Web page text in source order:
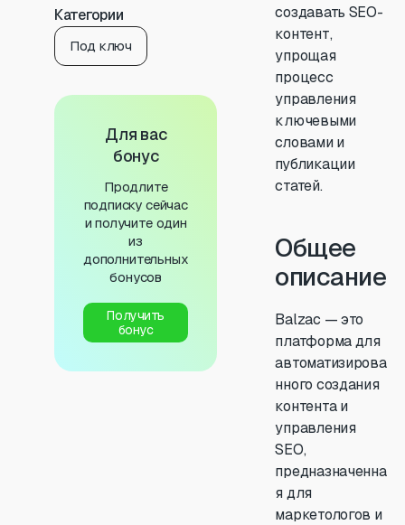
Категории
Под ключ
Для вас
бонус
Продлите
подписку сейчас
и получите один
из
дополнительных
бонусов
Получить
бонус
создавать SEO-
контент,
упрощая
процесс
управления
ключевыми
словами и
публикации
статей.
Общее
описание
Balzac — это
платформа для
автоматизирова
нного создания
контента и
управления
SEO,
предназначенна
я для
маркетологов и